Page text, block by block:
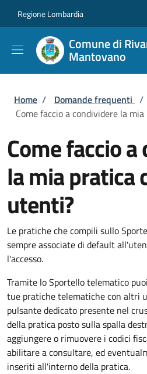
Regione Lombardia
Comune di
Mantovano
Briciole di pane
Home / Domande frequenti /
Come faccio a condividere la
Come faccio
la mia pratica
utenti?
Le pratiche che compili sullo
sempre associate di default
l'accesso.
Tramite lo Sportello telematico
tue pratiche telematiche con altri
pulsante dedicato presente nel
della pratica posto sulla spalla
aggiungere o rimuovere i codici
abilitare a consultare, ed
inseriti all'interno della pratica.